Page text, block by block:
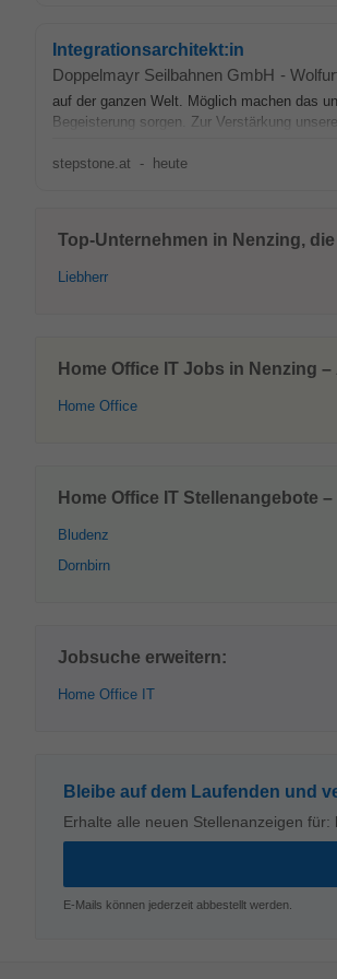
Integrationsarchitekt:in
Doppelmayr Seilbahnen GmbH -
auf der ganzen Welt. Möglich machen das
Begeisterung sorgen. Zur Verstärkung
stepstone.at - heute
Top-Unternehmen in Nenzing,
Liebherr
Home Office IT Jobs in Nenzing
Home Office
Home Office IT Stellenangebote –
Bludenz
Dornbirn
Jobsuche erweitern:
Home Office IT
Bleibe auf dem Laufenden und
Erhalte alle neuen Stellenanzeigen für:
E-Mails können jederzeit abbestellt werden.